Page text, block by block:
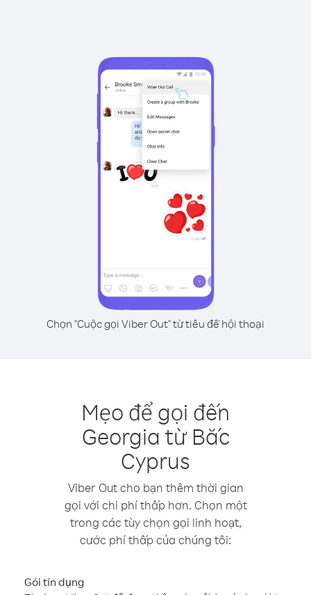
Chọn "Cuộc gọi Viber Out" từ tiêu đề hội thoại
Mẹo để gọi đến
Georgia từ Bắc
Cyprus
Viber Out cho bạn thêm thời gian
gọi với chi phí thấp hơn. Chọn một
trong các tùy chọn gọi linh hoạt,
cước phí thấp của chúng tôi:
Gói tín dụng